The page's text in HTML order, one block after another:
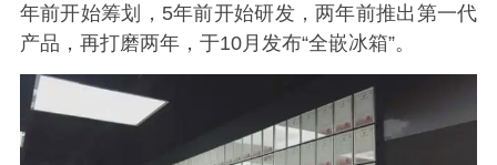
年前开始筹划，5年前开始研发，两年前推出第一代
产品，再打磨两年，于10月发布“全嵌冰箱”。